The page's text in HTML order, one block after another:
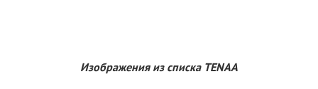
Изображения из списка TENAA